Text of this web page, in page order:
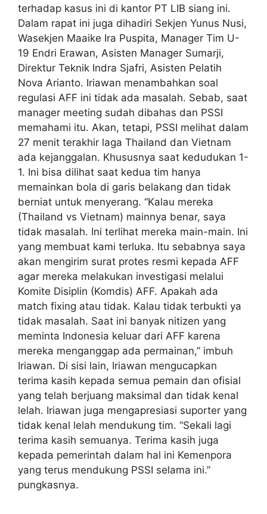
terhadap kasus ini di kantor PT LIB siang ini.
Dalam rapat ini juga dihadiri Sekjen Yunus Nusi,
Wasekjen Maaike Ira Puspita, Manager Tim U-
19 Endri Erawan, Asisten Manager Sumarji,
Direktur Teknik Indra Sjafri, Asisten Pelatih
Nova Arianto. Iriawan menambahkan soal
regulasi AFF ini tidak ada masalah. Sebab, saat
manager meeting sudah dibahas dan PSSI
memahami itu. Akan, tetapi, PSSI melihat dalam
27 menit terakhir laga Thailand dan Vietnam
ada kejanggalan. Khususnya saat kedudukan 1-
1. Ini bisa dilihat saat kedua tim hanya
memainkan bola di garis belakang dan tidak
berniat untuk menyerang. “Kalau mereka
(Thailand vs Vietnam) mainnya benar, saya
tidak masalah. Ini terlihat mereka main-main. Ini
yang membuat kami terluka. Itu sebabnya saya
akan mengirim surat protes resmi kepada AFF
agar mereka melakukan investigasi melalui
Komite Disiplin (Komdis) AFF. Apakah ada
match fixing atau tidak. Kalau tidak terbukti ya
tidak masalah. Saat ini banyak nitizen yang
meminta Indonesia keluar dari AFF karena
mereka menganggap ada permainan,’’ imbuh
Iriawan. Di sisi lain, Iriawan mengucapkan
terima kasih kepada semua pemain dan ofisial
yang telah berjuang maksimal dan tidak kenal
lelah. Iriawan juga mengapresiasi suporter yang
tidak kenal lelah mendukung tim. “Sekali lagi
terima kasih semuanya. Terima kasih juga
kepada pemerintah dalam hal ini Kemenpora
yang terus mendukung PSSI selama ini.’’
pungkasnya.